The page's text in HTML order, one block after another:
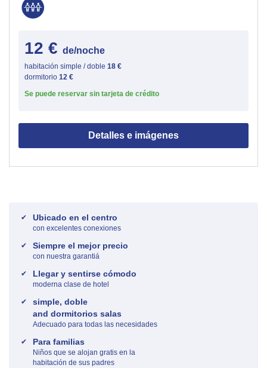
12 € de/noche
habitación simple / doble 18 €
dormitorio 12 €
Se puede reservar sin tarjeta de crédito
Detalles e imágenes
Ubicado en el centro
con excelentes conexiones
Siempre el mejor precio
con nuestra garantiá
Llegar y sentirse cómodo
moderna clase de hotel
simple, doble
and dormitorios salas
Adecuado para todas las necesidades
Para familias
Niños que se alojan gratis en la
habitación de sus padres